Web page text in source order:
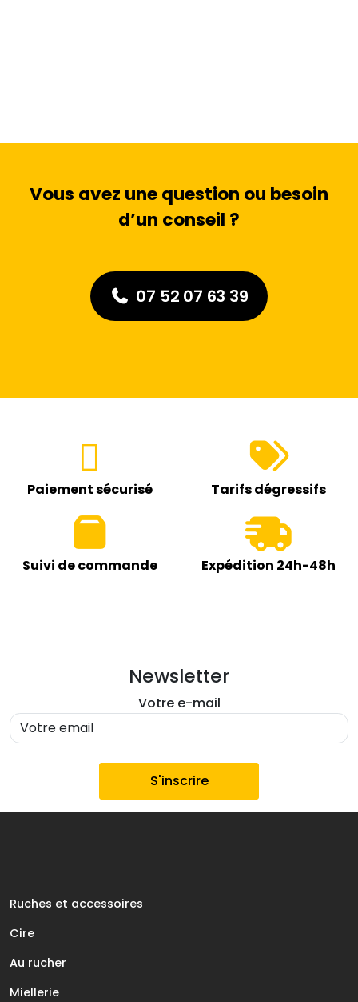
Vous avez une question ou besoin
d’un conseil ?
07 52 07 63 39
Paiement sécurisé Tarifs dégressifs
Suivi de commande Expédition 24h-48h
Newsletter
Votre e-mail
Ruches et accessoires
Cire
Au rucher
Miellerie